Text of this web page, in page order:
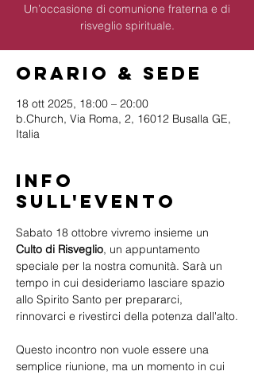
Un’occasione di comunione fraterna e di
risveglio spirituale.
Orario & Sede
18 ott 2025, 18:00 – 20:00
b.Church, Via Roma, 2, 16012 Busalla GE,
Italia
Info
sull'evento
Sabato 18 ottobre vivremo insieme un
Culto di Risveglio, un appuntamento
speciale per la nostra comunità. Sarà un
tempo in cui desideriamo lasciare spazio
allo Spirito Santo per prepararci,
rinnovarci e rivestirci della potenza dall'alto.
Questo incontro non vuole essere una
semplice riunione, ma un momento in cui